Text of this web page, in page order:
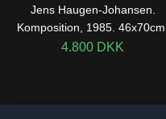
Jens Haugen-Johansen.
Komposition, 1985. 46x70cm.
4.800 DKK